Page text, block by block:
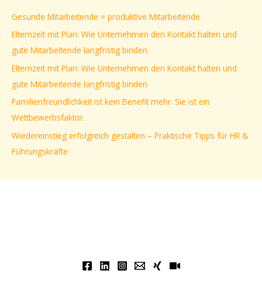
n
a
c
h
:
Gesunde Mitarbeitende = produktive Mitarbeitende
Elternzeit mit Plan: Wie Unternehmen den Kontakt halten und
gute Mitarbeitende langfristig binden
Elternzeit mit Plan: Wie Unternehmen den Kontakt halten und
gute Mitarbeitende langfristig binden
Familienfreundlichkeit ist kein Benefit mehr. Sie ist ein
Wettbewerbsfaktor.
Wiedereinstieg erfolgreich gestalten – Praktische Tipps für HR &
Führungskräfte